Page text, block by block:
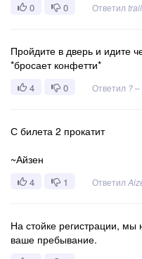
0 0 Ответил
Пройдите в дверь и идите
*бросает конфетти*
4 0 Ответил ?–
С билета 2 прокатит
~Айзен
4 1 Ответил
На стойке регистрации,
ваше пребывание.